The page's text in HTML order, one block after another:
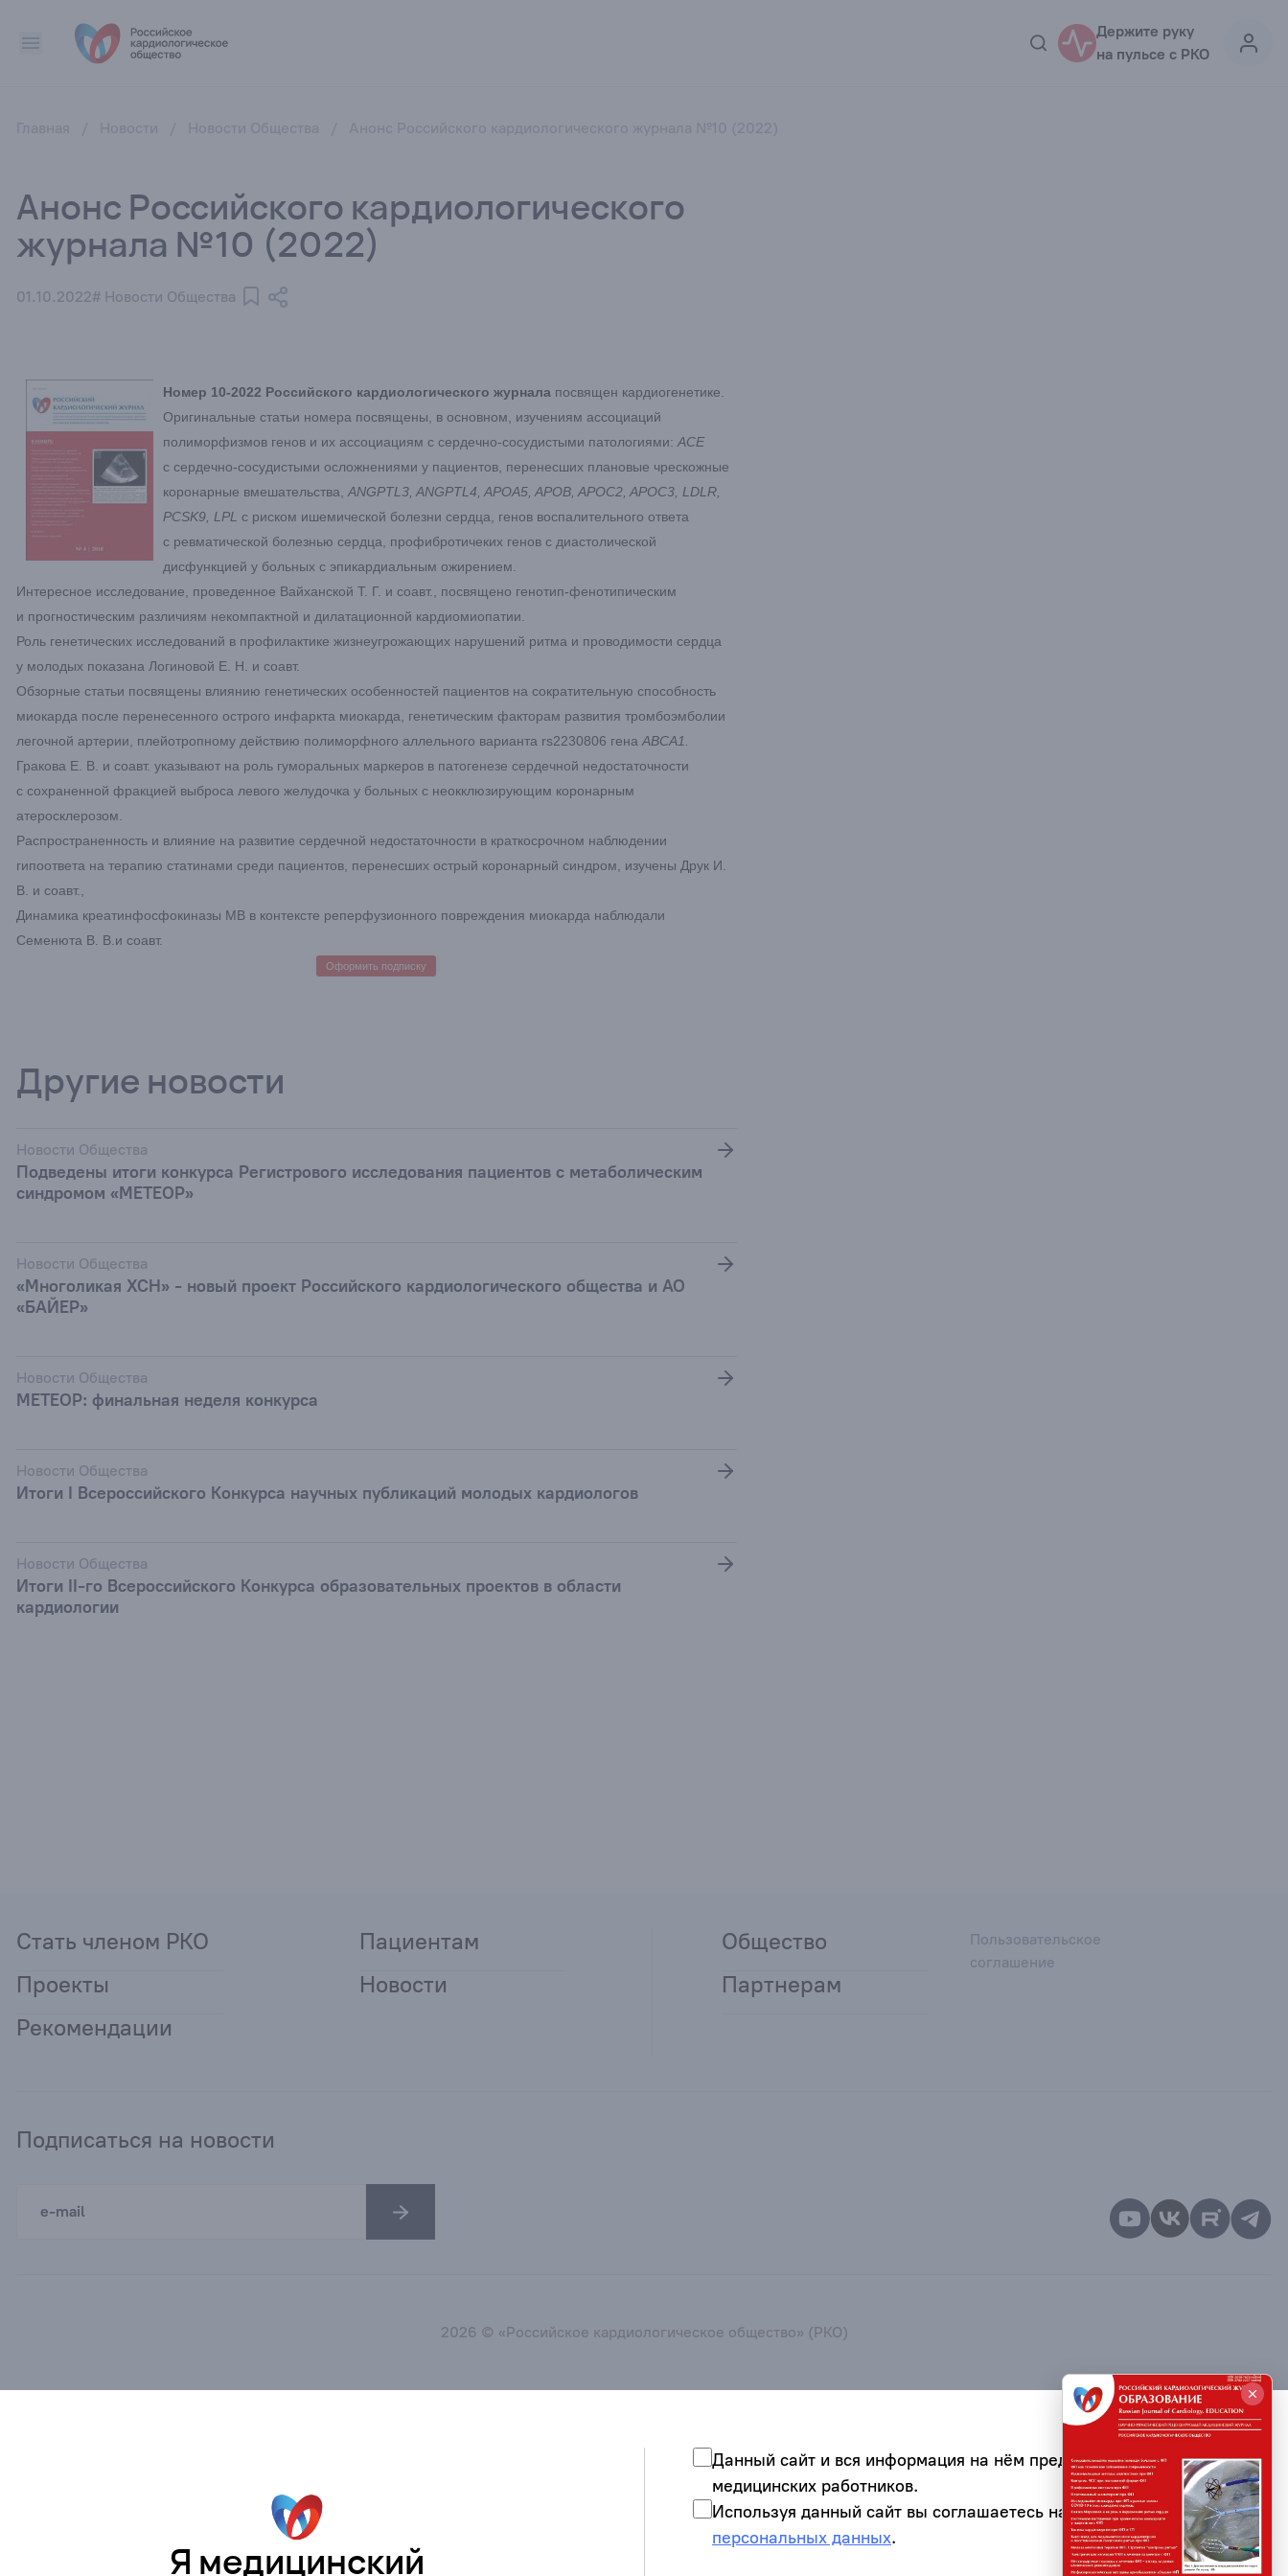
Держите руку
на пульсе с РКО
Анонс Российского кардиологического
журнала №10 (2022)
01.10.2022# Новости Общества
Номер 10-2022 Российского кардиологического журнала посвящен кардиогенетике.
Оригинальные статьи номера посвящены, в основном, изучениям ассоциаций
полиморфизмов генов и их ассоциациям с сердечно-сосудистыми патологиями: ACE
с сердечно-сосудистыми осложнениями у пациентов, перенесших плановые чрескожные
коронарные вмешательства, ANGPTL3, ANGPTL 4, APOA5, APOB APOC2, APOC3, LDLR
PCSK9, LPL с риском ишемической болезни сердца, генов воспалительного ответа
с ревматической болезнью сердца, профибротичеких генов с диастолической
дисфункцией у больных с эпикардиальным ожирением.
Интересное исследование, проведенное Вайханской Т. Г. и соавт., посвящено генотип-фенотипическим
и прогностическим различиям некомпактной и дилатационной кардиомиопатии.
Роль генетических исследований в профилактике жизнеугрожающих нарушений ритма и проводимости сердца
у молодых показана Логиновой Е. Н. и соавт.
Обзорные статьи посвящены влиянию генетических особенностей пациентов на сократительную способность
миокарда после перенесенного острого инфаркта миокарда, генетическим факторам развития тромбоэмболии
легочной артерии, плейотропному действию полиморфного аллельного варианта rs2230806 гена ABCA1.
Гракова Е. В. и соавт. указывают на роль гуморальных маркеров в патогенезе сердечной недостаточности
с сохраненной фракцией выброса левого желудочка у больных с неокклюзирующим коронарным
атеросклерозом.
Распространенность и влияние на развитие сердечной недостаточности в краткосрочном наблюдении
гипоответа на терапию статинами среди пациентов, перенесших острый коронарный синдром, изучены Друк И.
В. и соавт.,
Динамика креатинфосфокиназы МВ в контексте реперфузионного повреждения миокарда наблюдали
Семенюта В. В.и соавт.
Оформить подписку
Другие новости
Новости Общества
Подведены итоги конкурса Регистрового исследования пациентов с метаболическим
синдромом «МЕТЕОР»
Новости Общества
«Многоликая ХСН» - новый проект Российского кардиологического общества и АО
«БАЙЕР»
Новости Общества
МЕТЕОР: финальная неделя конкурса
Новости Общества
Итоги I Всероссийского Конкурса научных публикаций молодых кардиологов
Новости Общества
Итоги II-го Всероссийского Конкурса образовательных проектов в области
кардиологии
Стать членом РКО
Проекты
Рекомендации
Пациентам
Новости
Общество
Партнерам
Пользовательское
соглашение
Подписаться на новости
2026 © «Российское кардиологическое общество» (РКО)
Я медицинский
Данный сайт и вся информация на нём предназначена для
медицинских работников.
Используя данный сайт вы соглашаетесь на обработку
персональных данных.